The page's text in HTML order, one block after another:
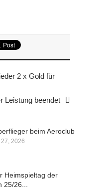
2 x Gold für
Leistung beendet
beim Aeroclub
27, 2026
Heimspieltag der
25/26...